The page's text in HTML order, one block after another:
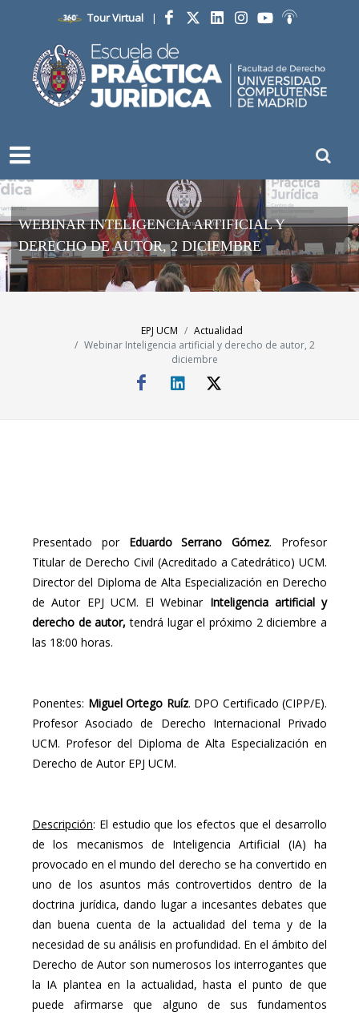
Tour Virtual |
Facebook
WEBINAR INTELIGENCIA ARTIFICIAL Y
DERECHO DE AUTOR, 2 DICIEMBRE
EPJ UCM
Actualidad
Webinar Inteligencia artificial y derecho de autor, 2
diciembre
Presentado por Eduardo Serrano Gómez. Profesor
Titular de Derecho Civil (Acreditado a Catedrático) UCM.
Director del Diploma de Alta Especialización en Derecho
de Autor EPJ UCM. El Webinar Inteligencia artificial y
derecho de autor,tendrá lugar el próximo 2 diciembre a
las 18:00 horas.
Ponentes: Miguel Ortego Ruíz. DPO Certificado (CIPP/E).
Profesor Asociado de Derecho Internacional Privado
UCM. Profesor del Diploma de Alta Especialización en
Derecho de Autor EPJ UCM.
Descripción: El estudio que los efectos que el desarrollo
de los mecanismos de Inteligencia Artificial (IA) ha
provocado en el mundo del derecho se ha convertido en
uno de los asuntos más controvertidos dentro de la
doctrina jurídica, dando lugar a incesantes debates que
dan buena cuenta de la actualidad del tema y de la
necesidad de su análisis en profundidad. En el ámbito del
Derecho de Autor son numerosos los interrogantes que
la IA plantea en la actualidad, hasta el punto de que
puede afirmarse que alguno de sus fundamentos